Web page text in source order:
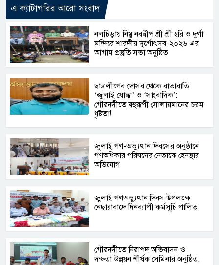
এ ক্যাটাগরির আরো সংবাদ
নলচিড়ায় নিম্ন নবদ্বীপ শ্রী শ্রী হরি ও দুর্গা
মন্দিরে শারদীয় দুর্গোৎসব-২০২৬ এর
আগাম প্রস্তুতি সভা অনুষ্ঠিত
ছাত্রলীগের দোসর থেকে রাতারাতি
‘জুলাই যোদ্ধা’ ও ‘সাংবাদিক’:
গৌরনদীতে বহুরূপী সোলায়মানের চরম
ধৃষ্টতা!
জুলাই গণ-অভ্যুত্থান দিবসের অনুষ্ঠানে
গণঅধিকার পরিষদের নেতাকে হেনস্থার
অভিযোগ
জুলাই গণঅভ্যুত্থান দিবস উপলক্ষে
নেছারাবাদে দিনব্যাপী কর্মসূচি পালিত
গৌরনদীতে নিরাপদ অভিবাসন ও
দক্ষতা উন্নয়ন শীর্ষক সেমিনার অনুষ্ঠিত,